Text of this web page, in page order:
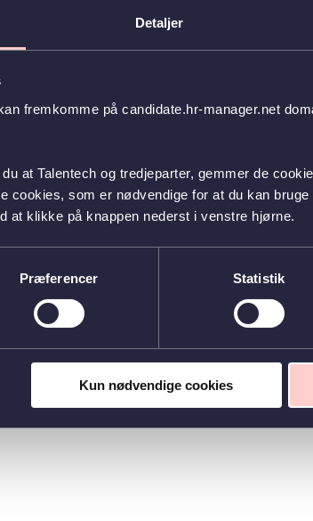
Detaljer
fremkomme på candidate.hr-manager.net
at Talentech og tredjeparter, gemmer de
cookies, som er nødvendige for at du kan bruge
at klikke på knappen nederst i venstre hjørne.
Præferencer Statistik
Kun nødvendige cookies